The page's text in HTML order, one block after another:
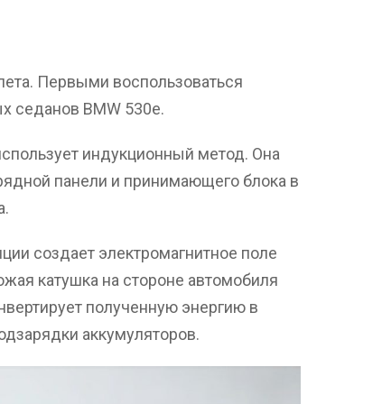
Первыми воспользоваться
седанов BMW 530e.
индукционный метод. Она
панели и принимающего блока в
создает электромагнитное поле
катушка на стороне автомобиля
полученную энергию в
аккумуляторов.